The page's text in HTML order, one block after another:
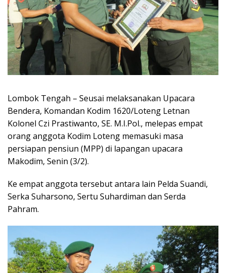
Lombok Tengah – Seusai melaksanakan Upacara
Bendera, Komandan Kodim 1620/Loteng Letnan
Kolonel Czi Prastiwanto, SE. M.I.Pol., melepas empat
orang anggota Kodim Loteng memasuki masa
persiapan pensiun (MPP) di lapangan upacara
Makodim, Senin (3/2).
Ke empat anggota tersebut antara lain Pelda Suandi,
Serka Suharsono, Sertu Suhardiman dan Serda
Pahram.